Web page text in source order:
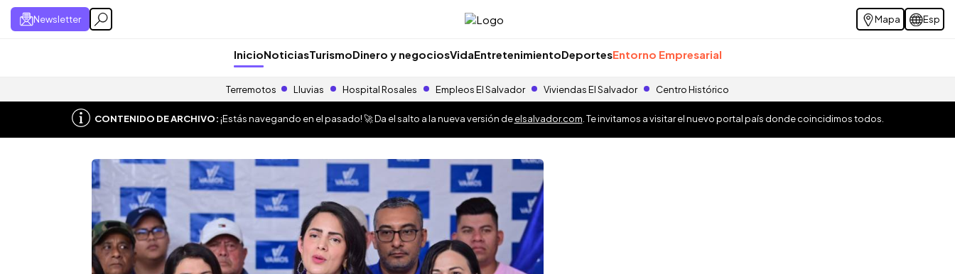
Newsletter Mapa Esp
InicioNoticiasTurismoDinero y negociosVidaEntretenimientoDeportesEntorno Empresarial
Terremotos Lluvias Hospital Rosales Empleos El Salvador Viviendas El Salvador Centro Histórico
CONTENIDO DE ARCHIVO:¡Estás navegando en el pasado! 🚀 Da el salto a la nueva versión deelsalvador.com . Te invitamos a visitar el nuevo portal país donde coincidimos todos.